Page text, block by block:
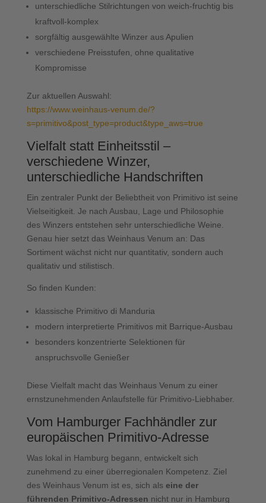
unterschiedliche Stilrichtungen von weich-fruchtig bis
kraftvoll-komplex
sorgfältig ausgewählte Winzer aus Apulien
verschiedene Preisstufen, ohne qualitative
Kompromisse
Zur aktuellen Auswahl:
https://www.weinhaus-venum.de/?
s=primitivo&post_type=product&type_aws=true
Vielfalt statt Einheitsstil –
verschiedene Winzer,
unterschiedliche Handschriften
Ein zentraler Punkt der Beliebtheit von Primitivo ist seine
Vielseitigkeit. Je nach Ausbau, Lage und Philosophie
des Winzers entstehen sehr unterschiedliche Weine.
Genau hier setzt das Weinhaus Venum an: Das
Sortiment wächst nicht nur quantitativ, sondern auch
qualitativ und stilistisch.
So finden Kunden:
klassische Primitivo di Manduria
modern interpretierte Primitivos mit Barrique-Ausbau
besonders konzentrierte Selektionen für
anspruchsvolle Genießer
Diese Vielfalt macht das Weinhaus Venum zu einer
ernstzunehmenden Anlaufstelle für Primitivo-Liebhaber.
Vom Hamburger Fachhändlerzur
europäischen Primitivo-Adresse
Was lokal in Hamburg begann, entwickelt sich
zunehmend zu einer überregionalen Kompetenz. Ziel
des Weinhaus Venum ist es, sich als eine der
führenden Primitivo-Adressen nicht nur in Hamburg